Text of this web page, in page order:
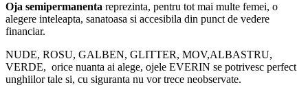
Oja semipermanenta reprezinta, pentru tot mai multe femei, o
alegere inteleapta, sanatoasa si accesibila din punct de vedere
financiar.
NUDE, ROSU, GALBEN, GLITTER, MOV,ALBASTRU,
VERDE, orice nuanta ai alege, ojele EVERIN se potrivesc perfect
unghiilor tale si, cu siguranta nu vor trece neobservate.